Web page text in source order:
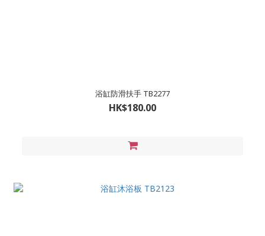
浴缸防滑扶手 TB2277
HK$180.00